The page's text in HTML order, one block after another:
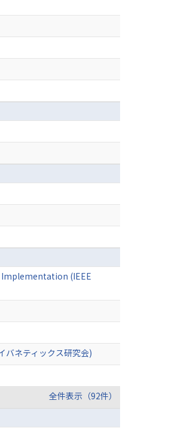
Implementation (IEEE
バネティックス研究会)
全件表示（92件）